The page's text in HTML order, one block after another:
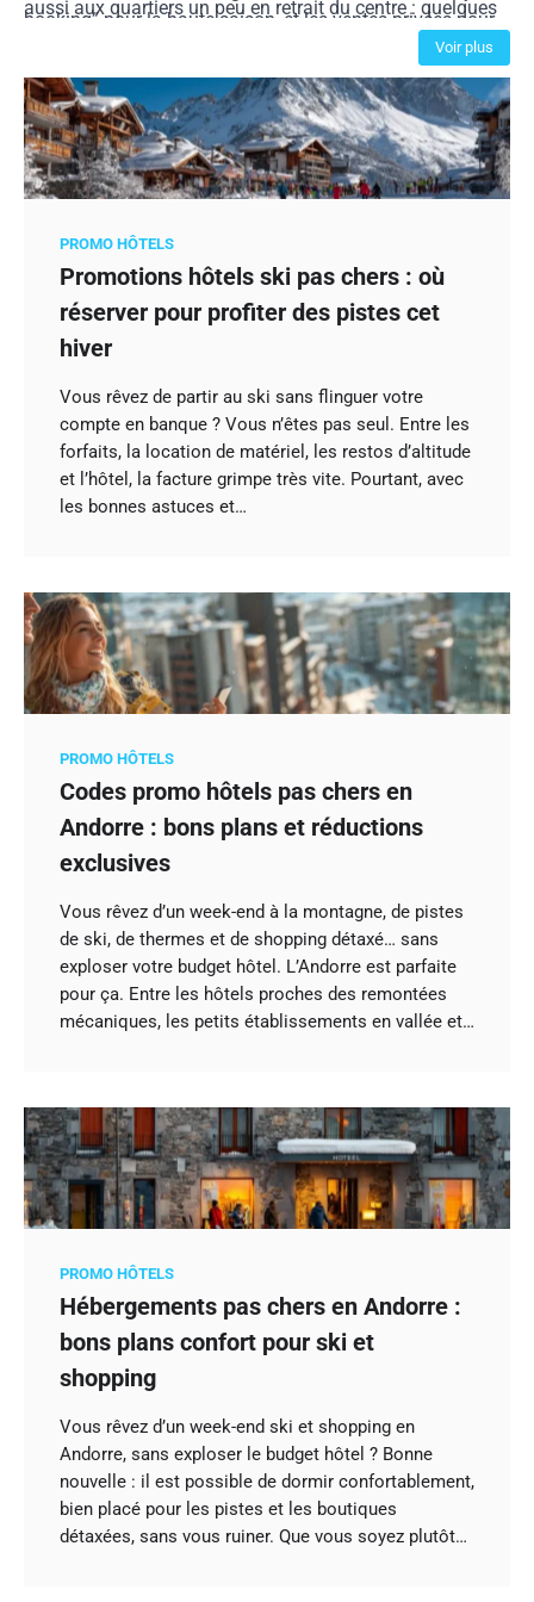
aussi aux quartiers un peu en retrait du centre : quelques
stations de métro plus loin, les tarifs chutent, sans
booking” pour la haute saison, et les ventes privées pour
décrocher des réductions exclusives jusqu’à -40 %. Les
hôtels de chaîne près des plages, les résidences à la
montagne et les petits boutiques-hôtels en Europe
proposent souvent des deals cachés via leurs newsletters.
Vous, vous comparez. Lui, il traque les codes promo.
Ensemble, vous payez vos nuits beaucoup moins cher.
Voir plus
PROMO HÔTELS
Promotions hôtels ski pas chers : où
réserver pour profiter des pistes cet
hiver
Vous rêvez de partir au ski sans flinguer votre
compte en banque ? Vous n’êtes pas seul. Entre les
forfaits, la location de matériel, les restos d’altitude
et l’hôtel, la facture grimpe très vite. Pourtant, avec
les bonnes astuces et…
PROMO HÔTELS
Codes promo hôtels pas chers en
Andorre : bons plans et réductions
exclusives
Vous rêvez d’un week-end à la montagne, de pistes
de ski, de thermes et de shopping détaxé… sans
exploser votre budget hôtel. L’Andorre est parfaite
pour ça. Entre les hôtels proches des remontées
mécaniques, les petits établissements en vallée et…
PROMO HÔTELS
Hébergements pas chers en Andorre :
bons plans confort pour ski et
shopping
Vous rêvez d’un week-end ski et shopping en
Andorre, sans exploser le budget hôtel ? Bonne
nouvelle : il est possible de dormir confortablement,
bien placé pour les pistes et les boutiques
détaxées, sans vous ruiner. Que vous soyez plutôt…